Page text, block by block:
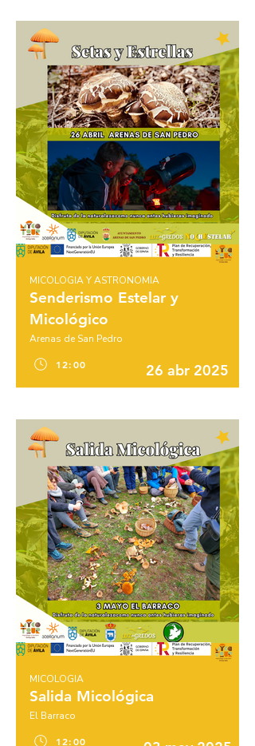
MICOLOGIA Y ASTRONOMIA
Senderismo Estelar y
Micológico
Arenas de San Pedro
12:00
26 abr 2025
MICOLOGIA
Salida Micológica
El Barraco
12:00